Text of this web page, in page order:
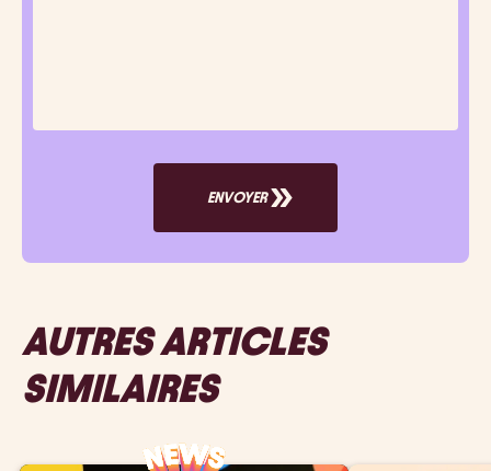
ENVOYER
AUTRES ARTICLES
SIMILAIRES